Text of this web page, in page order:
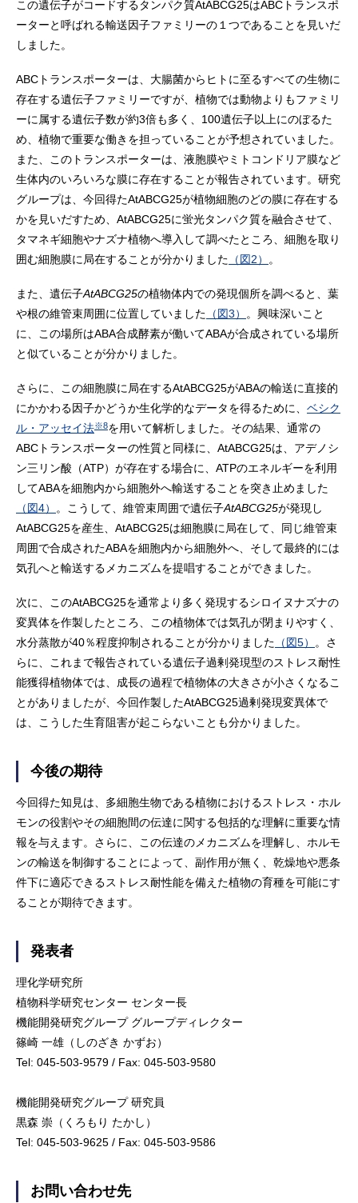
この遺伝子がコードするタンパク質AtABCG25はABCトランスポ
ーターと呼ばれる輸送因子ファミリーの１つであることを見いだ
しました。
ABCトランスポーターは、大腸菌からヒトに至るすべての生物に
存在する遺伝子ファミリーですが、植物では動物よりもファミリ
ーに属する遺伝子数が約3倍も多く、100遺伝子以上にのぼるた
め、植物で重要な働きを担っていることが予想されていました。
また、このトランスポーターは、液胞膜やミトコンドリア膜など
生体内のいろいろな膜に存在することが報告されています。研究
グループは、今回得たAtABCG25が植物細胞のどの膜に存在する
かを見いだすため、AtABCG25に蛍光タンパク質を融合させて、
タマネギ細胞やナズナ植物へ導入して調べたところ、細胞を取り
囲む細胞膜に局在することが分かりました （図2） 。
また、遺伝子AtABCG25の植物体内での発現個所を調べると、葉
や根の維管束周囲に位置していました （図3）
。興味深いこと
に、この場所はABA合成酵素が働いてABAが合成されている場所
と似ていることが分かりました。
さらに、この細胞膜に局在するAtABCG25がABAの輸送に直接的
にかかわる因子かどうか生化学的なデータを得るために、 ベシク
ル・アッセイ法※8を用いて解析しました。その結果、通常の
ABCトランスポーターの性質と同様に、AtABCG25は、アデノシ
ン三リン酸（ATP）が存在する場合に、ATPのエネルギーを利用
してABAを細胞内から細胞外へ輸送することを突き止めました
（図4）
。こうして、維管束周囲で遺伝子AtABCG25が発現し
AtABCG25を産生、AtABCG25は細胞膜に局在して、同じ維管束
周囲で合成されたABAを細胞内から細胞外へ、そして最終的には
気孔へと輸送するメカニズムを提唱することができました。
次に、このAtABCG25を通常より多く発現するシロイヌナズナの
変異体を作製したところ、この植物体では気孔が閉まりやすく、
水分蒸散が40％程度抑制されることが分かりました （図5）
。さ
らに、これまで報告されている遺伝子過剰発現型のストレス耐性
能獲得植物体では、成長の過程で植物体の大きさが小さくなるこ
とがありましたが、今回作製したAtABCG25過剰発現変異体で
は、こうした生育阻害が起こらないことも分かりました。
今後の期待
今回得た知見は、多細胞生物である植物におけるストレス・ホル
モンの役割やその細胞間の伝達に関する包括的な理解に重要な情
報を与えます。さらに、この伝達のメカニズムを理解し、ホルモ
ンの輸送を制御することによって、副作用が無く、乾燥地や悪条
件下に適応できるストレス耐性能を備えた植物の育種を可能にす
ることが期待できます。
発表者
理化学研究所
植物科学研究センター センター長
機能開発研究グループ グループディレクター
篠崎 一雄（しのざき かずお）
Tel: 045-503-9579 / Fax: 045-503-9580
機能開発研究グループ 研究員
黒森 崇（くろもり たかし）
Tel: 045-503-9625 / Fax: 045-503-9586
お問い合わせ先